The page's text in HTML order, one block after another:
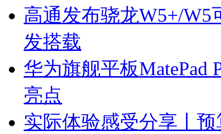
高通发布骁龙W5+/W5
发搭载
华为旗舰平板MatePad
亮点
实际体验感受分享丨